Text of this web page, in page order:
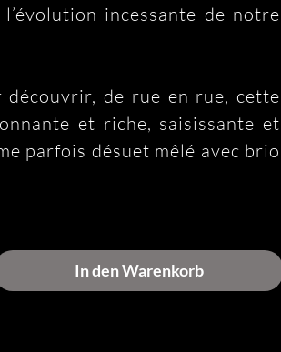
incessante de notre
découvrir, de rue en rue, cette
et riche, saisissante et
parfois désuet mêlé avec brio
de l’Europe, Bruxelles ma Ville
des uns, par l’humour des
In den Warenkorb